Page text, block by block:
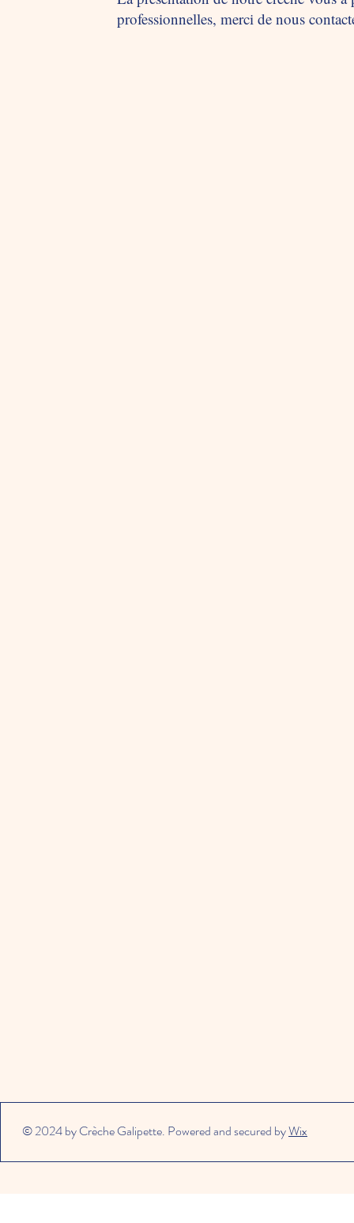
professionnelles, merci de nous
© 2024 by Crèche Galipette. Powered and secured byWix